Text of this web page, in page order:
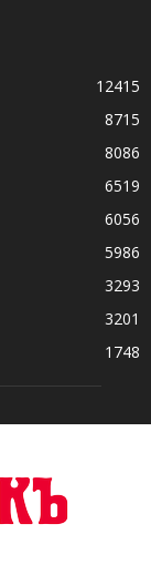
12415
8715
8086
6519
6056
5986
3293
3201
1748